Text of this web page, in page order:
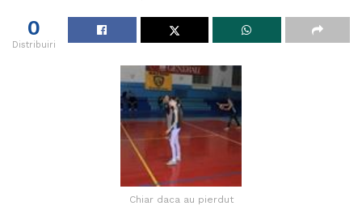
0
Distribuiri
Chiar daca au pierdut